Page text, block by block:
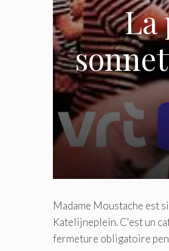
La
Madame Moustache est
Katelijneplein. C'est un
fermeture obligatoire